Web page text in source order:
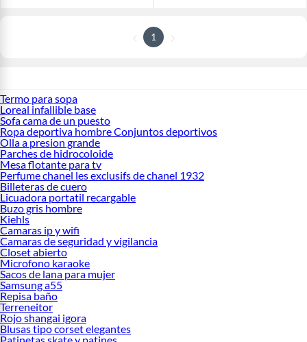
1
Termo para sopa
Loreal infallible base
Sofa cama de un puesto
Ropa deportiva hombre Conjuntos deportivos
Olla a presion grande
Parches de hidrocoloide
Mesa flotante para tv
Perfume chanel les exclusifs de chanel 1932
Billeteras de cuero
Licuadora portatil recargable
Buzo gris hombre
Kiehls
Camaras ip y wifi
Camaras de seguridad y vigilancia
Closet abierto
Microfono karaoke
Sacos de lana para mujer
Samsung a55
Repisa baño
Terreneitor
Rojo shangai igora
Blusas tipo corset elegantes